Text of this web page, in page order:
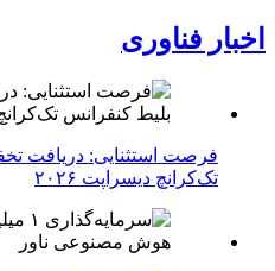
اخبار فناوری
تک‌کرانچ دیسراپت ۲۰۲۶